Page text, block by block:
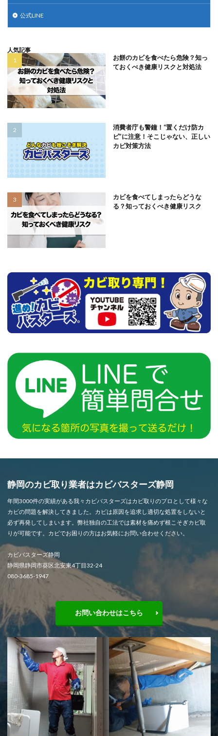
公式LINE
人気記事
お餅のカビを食べたら危険？知っ
ておくべき健康リスクと対処法
消費者庁も警鐘！“置くだけ防カ
ビ”に注意！そこじゃない、正しい
カビ対策方法
カビを食べてしまったらどうな
る？知っておくべき健康リスク
静岡のカビ取り業者はカビバスターズ静岡
年間3000件の実績がある我々カビバスターズはカビ取りのプロとして様々な
カビの問題を解決してきました。カビは原因を追求し適切な処置をしないと
必ず再発してしまいます。弊社独自の工法では素材を痛めず根こそぎカビ取
りが可能です。カビでお困りの方はお気軽にお問い合わせください。
カビバスターズ静岡
静岡県静岡市葵区北安東4丁目32-24
080-3685-1947
お問い合わせはこちら